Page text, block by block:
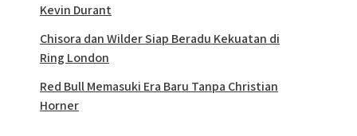
Kevin Durant
Chisora dan Wilder Siap Beradu Kekuatan di
Ring London
Red Bull Memasuki Era Baru Tanpa Christian
Horner